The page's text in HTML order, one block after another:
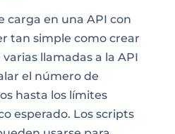
carga en una API con
tan simple como crear
llamadas a la API
el número de
hasta los límites
esperado. Los scripts